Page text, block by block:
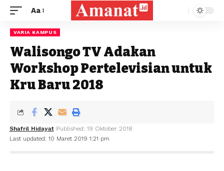
Aa
VARIA KAMPUS
Walisongo TV Adakan
Workshop Pertelevisian untuk
Kru Baru 2018
Last updated: 10 Maret 2019 1:21 pm
Shafril Hidayat Published: 19 Oktober 2018